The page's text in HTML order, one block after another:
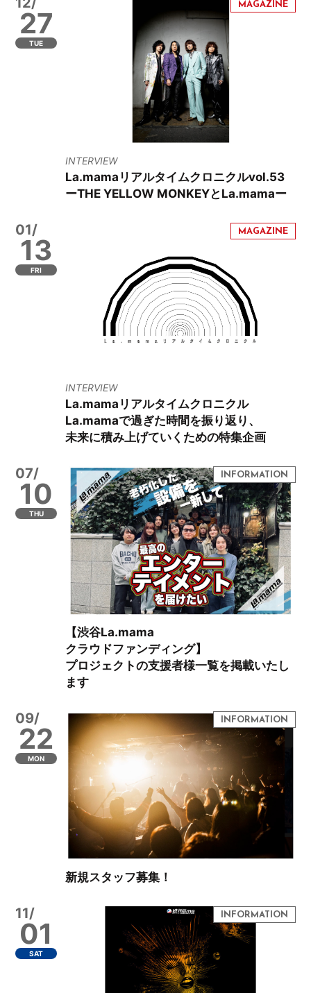
27
TUE
INTERVIEW
La.mamaリアルタイムクロニクルvol.53
ーTHE YELLOW MONKEYとLa.mamaー
01/
13
FRI
INTERVIEW
La.mamaリアルタイムクロニクル
La.mamaで過ぎた時間を振り返り、
未来に積み上げていくための特集企画
07/
10
THU
【渋谷La.mama
クラウドファンディング】
プロジェクトの支援者様一覧を掲載いたし
ます
09/
22
MON
新規スタッフ募集！
11/
01
SAT